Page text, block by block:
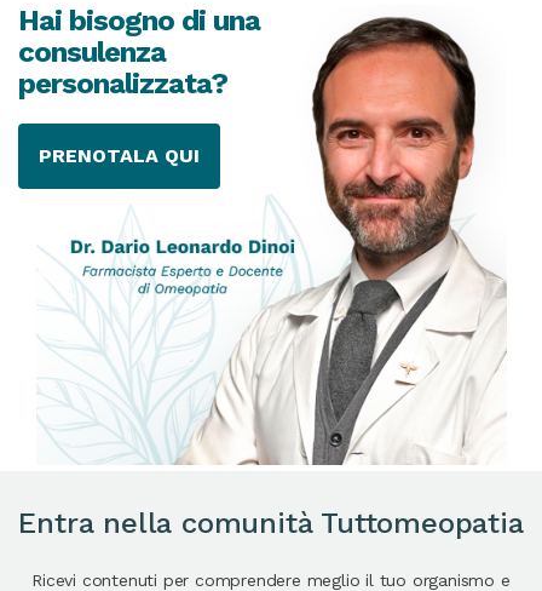
Hai bisogno di una
consulenza
personalizzata?
PRENOTALA QUI
Entra nella comunità Tuttomeopatia
Ricevi contenuti per comprendere meglio il tuo organismo e